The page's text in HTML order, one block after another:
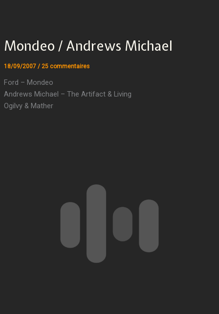
Mondeo / Andrews Michael
18/09/2007 / 25 commentaires
Ford – Mondeo
Andrews Michael – The Artifact & Living
Ogilvy & Mather